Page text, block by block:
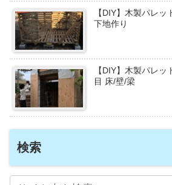
【DIY】木製パレ
下地作り
【DIY】木製パレ
目 床/壁/梁
検索